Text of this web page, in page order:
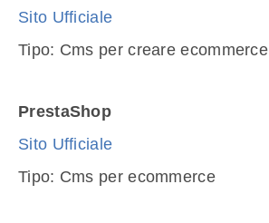
Sito Ufficiale
Tipo: Cms per creare ecommerce
PrestaShop
Sito Ufficiale
Tipo: Cms per ecommerce